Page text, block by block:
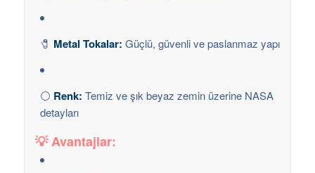
🧷 Metal Tokalar: Güçlü, güvenli ve paslanmaz yapı
⚪ Renk: Temiz ve şık beyaz zemin üzerine NASA
detayları
💡Avantajlar: